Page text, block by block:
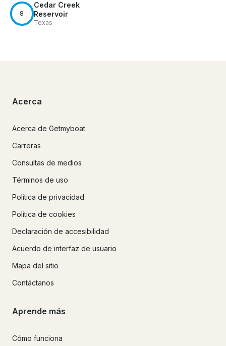
8
Cedar Creek
Reservoir
Texas
Acerca
Acerca de Getmyboat
Carreras
Consultas de medios
Términos de uso
Política de privacidad
Política de cookies
Declaración de accesibilidad
Acuerdo de interfaz de usuario
Mapa del sitio
Contáctanos
Aprende más
Cómo funciona